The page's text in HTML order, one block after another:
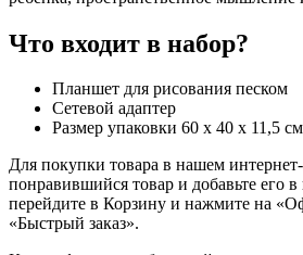
Что входит в набор?
Планшет для рисования песком
Сетевой адаптер
Размер упаковки 60 х 40 х 11,5 см
Для покупки товара в нашем
понравившийся товар и добавьте его в
перейдите в Корзину и нажмите на
«Быстрый заказ».